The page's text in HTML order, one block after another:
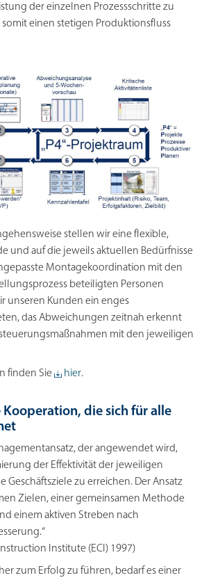
der einzelnen Prozessschritte zu
einen stetigen Produktionsfluss
stellen wir eine flexible,
und auf die jeweils aktuellen Bedürfnisse
Montagekoordination mit den
beteiligten Personen
unseren Kunden ein enges
das Abweichungen zeitnah erkennt
mit den jeweiligen
finden Sie
hier.
Kooperation, die sich für alle
der angewendet wird,
der Effektivität der jeweiligen
Geschäftsziele zu erreichen. Der Ansatz
Zielen, einer gemeinsamen Methode
einem aktiven Streben nach
Institute (ECI) 1997)
zum Erfolg zu führen, bedarf es einer